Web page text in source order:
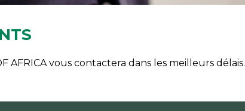
vous contactera dans les meilleurs délais.